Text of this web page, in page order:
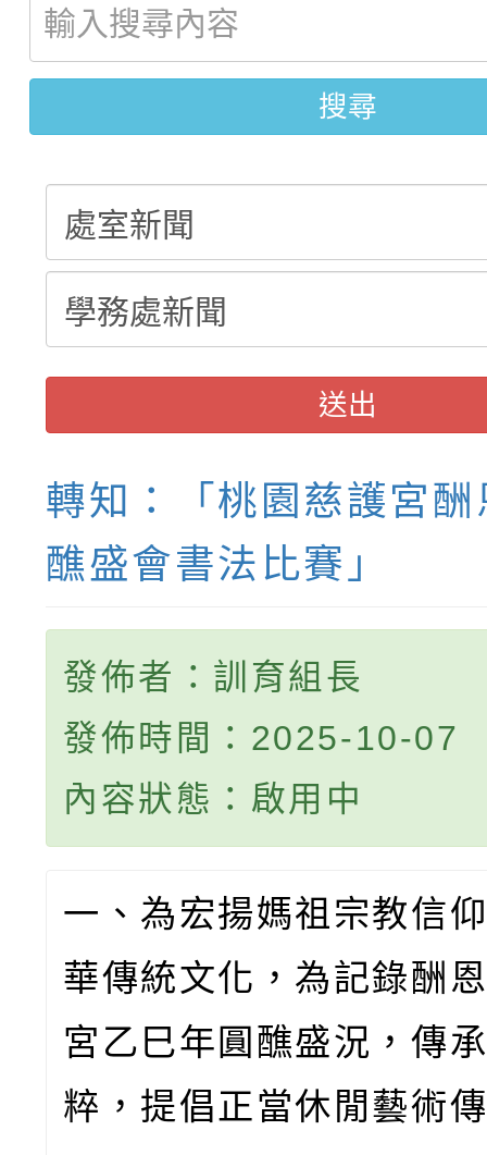
表
敬師藝文競賽』實施計
【甄選結果(第11招)】
學年度第1學期第7次代
結果(第11招)
【甄選結果(第3招)】
學年度第1學期第9次代
結果(第3招)
搜尋
送出
轉知：「桃園慈護宮
醮盛會書法比賽」
發佈者：訓育組長
發佈時間：2025-10-07
內容狀態：啟用中
一、為宏揚媽祖宗教信
華傳統文化，為記錄酬
宮乙巳年圓醮盛況，傳
粹，提倡正當休閒藝術